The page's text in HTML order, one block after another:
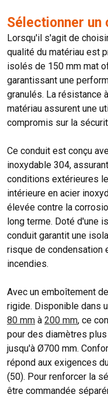
Sélectionner un
Lorsqu'il s'agit de
qualité du matériau est
isolés de 150 mm mat
garantissant une
granulés. La résistance
matériau assurent une
compromis sur la
Ce conduit est conçu
inoxydable 304,
conditions extérieures
intérieure en acier
élevée contre la
long terme. Doté d'une
conduit garantit une
risque de condensation
incendies.
Avec un emboîtement
rigide. Disponible dans
80 mm à 200 mm, ce
pour des diamètres
jusqu'à Ø700 mm.
répond aux exigences
(50). Pour renforcer la
être commandée